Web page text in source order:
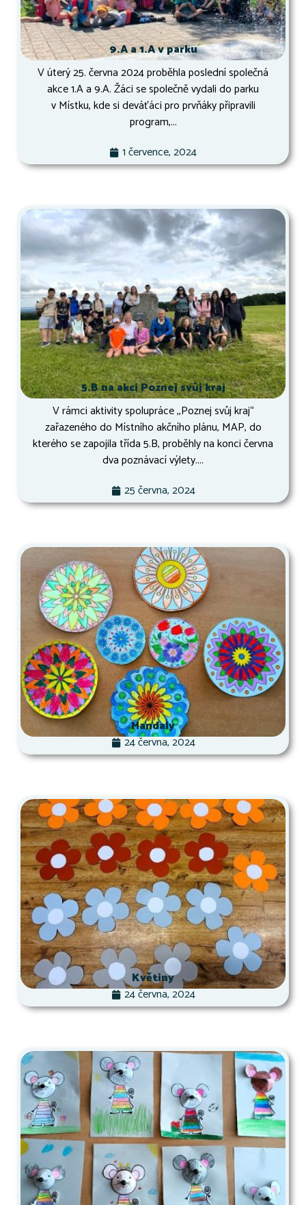
9.A a 1.A v parku
V úterý 25. června 2024 proběhla poslední společná
akce 1.A a 9.A. Žáci se společně vydali do parku
v Místku, kde si deváťáci pro prvňáky připravili
program,...
1 července, 2024
5.B na akci Poznej svůj kraj
V rámci aktivity spolupráce ,,Poznej svůj kraj“
zařazeného do Místního akčního plánu, MAP, do
kterého se zapojila třída 5.B, proběhly na konci června
dva poznávací výlety....
25 června, 2024
Mandaly
24 června, 2024
Květiny
24 června, 2024